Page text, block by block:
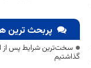
پربحث ترین
سخت‌ترین شرایط پس از
گذاشتیم